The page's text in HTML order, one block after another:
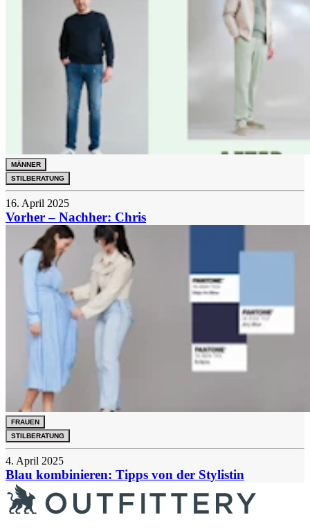
MÄNNER
STILBERATUNG
16. April 2025
Vorher – Nachher: Chris
FRAUEN
STILBERATUNG
4. April 2025
Blau kombinieren: Tipps von der Stylistin